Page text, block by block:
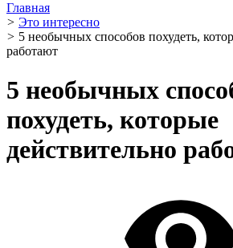
Главная
> Это интересно
> 5 необычных способов похудеть,
работают
5 необычных
похудеть, которые
действительно